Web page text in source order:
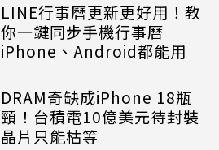
LINE行事曆更新更好用！教
你一鍵同步手機行事曆
iPhone、Android都能用
DRAM奇缺成iPhone 18瓶
頸！台積電10億美元待封裝
晶片只能枯等